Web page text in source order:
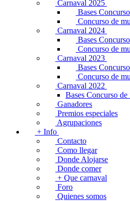
Carnaval 2025
Bases
Concurso de
Carnaval 2024
Bases
Concurso de
Carnaval 2023
Bases
Concurso de
Carnaval 2022
Bases Concurso de
Ganadores
Premios especiales
Agrupaciones
+ Info
Contacto
Como llegar
Donde Alojarse
Donde comer
+ Que carnaval
Foro
Quienes somos